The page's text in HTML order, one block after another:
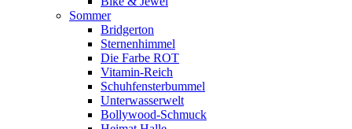
Sommer
Bridgerton
Sternenhimmel
Die Farbe ROT
Vitamin-Reich
Schuhfensterbummel
Unterwasserwelt
Bollywood-Schmuck